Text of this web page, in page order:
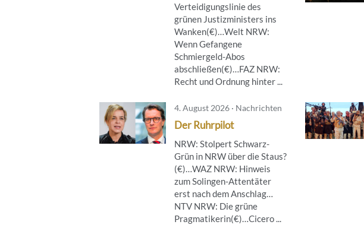
Verteidigungslinie des
grünen Justizministers ins
Wanken(€)…Welt NRW:
Wenn Gefangene
Schmiergeld-Abos
abschließen(€)…FAZ NRW:
Recht und Ordnung hinter ...
4. August 2026 · Nachrichten
Der Ruhrpilot
NRW: Stolpert Schwarz-
Grün in NRW über die Staus?
(€)…WAZ NRW: Hinweis
zum Solingen-Attentäter
erst nach dem Anschlag…
NTV NRW: Die grüne
Pragmatikerin(€)…Cicero ...